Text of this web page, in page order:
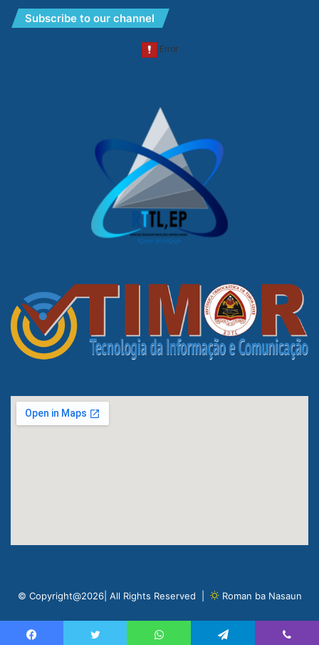
Subscribe to our channel
© Copyright@2026| All Rights Reserved | Roman ba Nasaun